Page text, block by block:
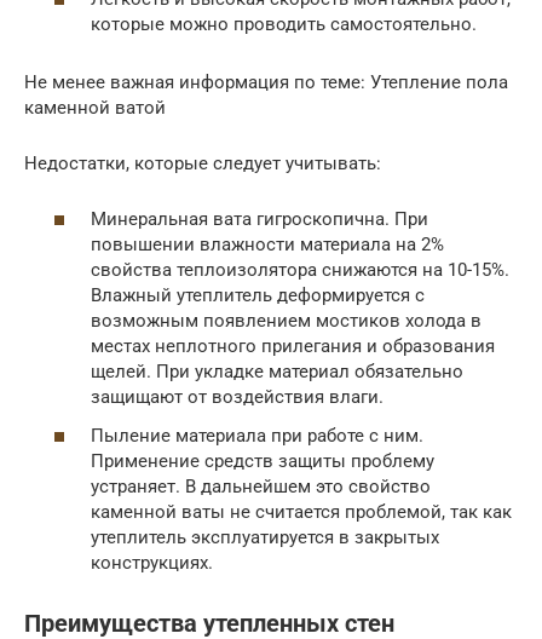
которые можно проводить самостоятельно.
Не менее важная информация по теме: Утепление пола
каменной ватой
Недостатки, которые следует учитывать:
Минеральная вата гигроскопична. При
повышении влажности материала на 2%
свойства теплоизолятора снижаются на 10-15%.
Влажный утеплитель деформируется с
возможным появлением мостиков холода в
местах неплотного прилегания и образования
щелей. При укладке материал обязательно
защищают от воздействия влаги.
Пыление материала при работе с ним.
Применение средств защиты проблему
устраняет. В дальнейшем это свойство
каменной ваты не считается проблемой, так как
утеплитель эксплуатируется в закрытых
конструкциях.
Преимущества утепленных стен